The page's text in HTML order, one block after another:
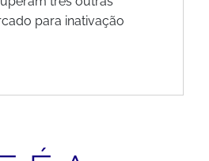
para inativação